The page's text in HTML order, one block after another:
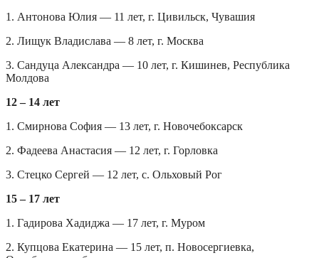
1. Антонова Юлия — 11 лет, г. Цивильск, Чувашия
2. Лищук Владислава — 8 лет, г. Москва
3. Сандуца Александра — 10 лет, г. Кишинев, Республика
Молдова
12 – 14 лет
1. Смирнова София — 13 лет, г. Новочебоксарск
2. Фадеева Анастасия — 12 лет, г. Горловка
3. Стецко Сергей — 12 лет, с. Ольховый Рог
15 – 17 лет
1. Гадирова Хадиджа — 17 лет, г. Муром
2. Купцова Екатерина — 15 лет, п. Новосергиевка,